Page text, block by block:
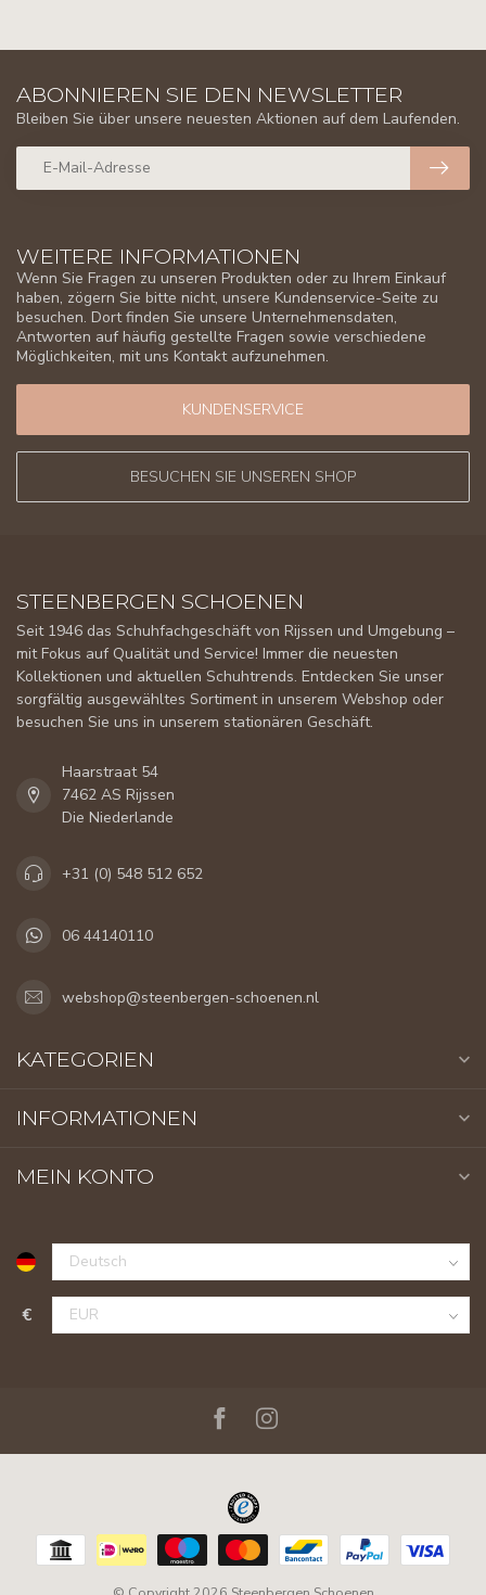
WEITERE INFORMATIONEN
Wenn Sie Fragen zu unseren Produkten oder zu Ihrem Einkauf
haben, zögern Sie bitte nicht, unsere Kundenservice-Seite zu
besuchen. Dort finden Sie unsere Unternehmensdaten,
Antworten auf häufig gestellte Fragen sowie verschiedene
Möglichkeiten, mit uns Kontakt aufzunehmen.
KUNDENSERVICE
BESUCHEN SIE UNSEREN SHOP
ABONNIEREN SIE DEN NEWSLETTER
Bleiben Sie über unsere neuesten Aktionen auf dem Laufenden.
STEENBERGEN SCHOENEN
Seit 1946 das Schuhfachgeschäft von Rijssen und Umgebung –
mit Fokus auf Qualität und Service! Immer die neuesten
Kollektionen und aktuellen Schuhtrends. Entdecken Sie unser
sorgfältig ausgewähltes Sortiment in unserem Webshop oder
besuchen Sie uns in unserem stationären Geschäft.
Haarstraat 54
7462 AS Rijssen
Die Niederlande
+31 (0) 548 512 652
06 44140110
webshop@steenbergen-schoenen.nl
KATEGORIEN
INFORMATIONEN
MEIN KONTO
€